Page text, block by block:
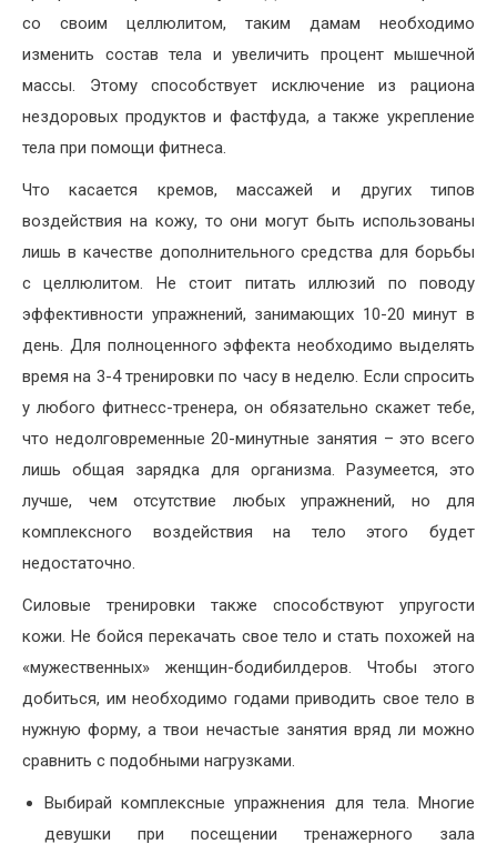
со своим целлюлитом, таким дамам необходимо
изменить состав тела и увеличить процент мышечной
массы. Этому способствует исключение из рациона
нездоровых продуктов и фастфуда, а также укрепление
тела при помощи фитнеса.
Что касается кремов, массажей и других типов
воздействия на кожу, то они могут быть использованы
лишь в качестве дополнительного средства для борьбы
с целлюлитом. Не стоит питать иллюзий по поводу
эффективности упражнений, занимающих 10-20 минут в
день. Для полноценного эффекта необходимо выделять
время на 3-4 тренировки по часу в неделю. Если спросить
у любого фитнесс-тренера, он обязательно скажет тебе,
что недолговременные 20-минутные занятия – это всего
лишь общая зарядка для организма. Разумеется, это
лучше, чем отсутствие любых упражнений, но для
комплексного воздействия на тело этого будет
недостаточно.
Силовые тренировки также способствуют упругости
кожи. Не бойся перекачать свое тело и стать похожей на
«мужественных» женщин-бодибилдеров. Чтобы этого
добиться, им необходимо годами приводить свое тело в
нужную форму, а твои нечастые занятия вряд ли можно
сравнить с подобными нагрузками.
Выбирай комплексные упражнения для тела. Многие
девушки при посещении тренажерного зала